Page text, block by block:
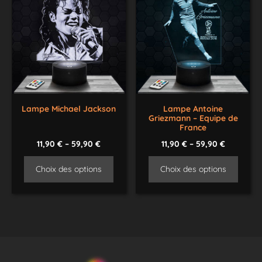
Lampe Michael Jackson
11,90€ –59,90€
Choix des options
Lampe Antoine
Griezmann – Equipe de
France
11,90 €– 59,90 €
Choix des options